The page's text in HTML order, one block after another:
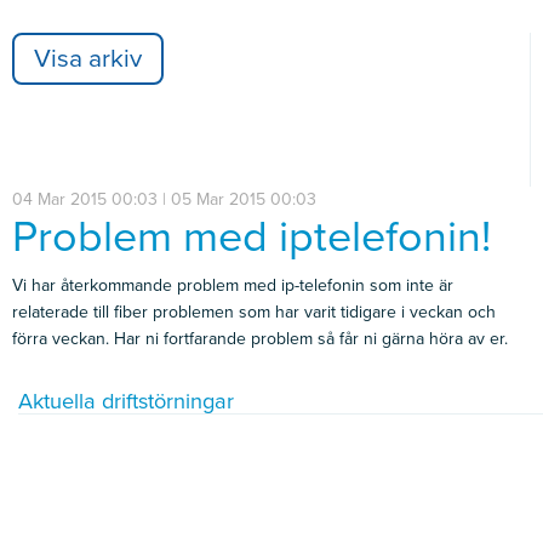
Visa arkiv
04 Mar 2015 00:03 | 05 Mar 2015 00:03
Problem med iptelefonin!
Vi har återkommande problem med ip-telefonin som inte är
relaterade till fiber problemen som har varit tidigare i veckan och
förra veckan. Har ni fortfarande problem så får ni gärna höra av er.
Aktuella driftstörningar